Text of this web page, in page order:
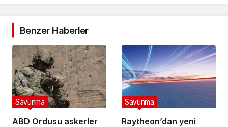
Benzer Haberler
ABD Ordusu askerler
Savunma
Raytheon’dan yeni
Savunma